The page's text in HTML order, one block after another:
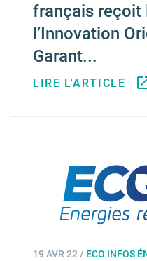
français reçoit
l’Innovation
Garant...
LIRE L'ARTICLE
19 AVR 22/ ECO INFOS